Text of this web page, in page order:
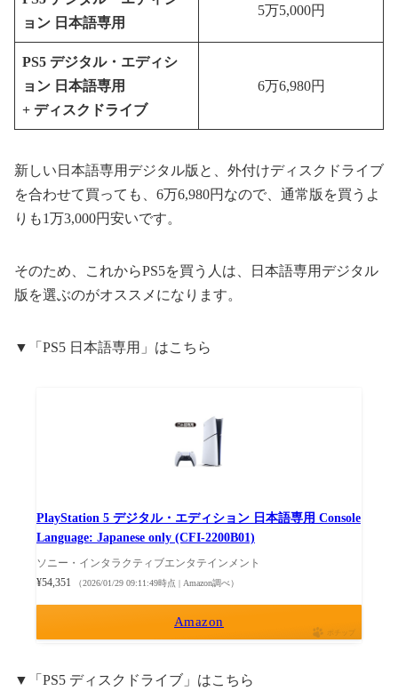
ョン 日本語専用
5万5,000円
PS5 デジタル・エディシ
ョン 日本語専用
+ ディスクドライブ
6万6,980円
新しい日本語専用デジタル版と、外付けディスクドライブ
を合わせて買っても、6万6,980円なので、通常版を買うよ
りも1万3,000円安いです。
そのため、これからPS5を買う人は、日本語専用デジタル
版を選ぶのがオススメになります。
▼「PS5 日本語専用」はこちら
PlayStation 5 デジタル・エディション 日本語専用 Console
Language: Japanese only (CFI-2200B01)
ソニー・インタラクティブエンタテインメント
¥54,351
（2026/01/29 09:11:49時点 | Amazon調べ）
Amazon
ポチップ
▼「PS5 ディスクドライブ」はこちら